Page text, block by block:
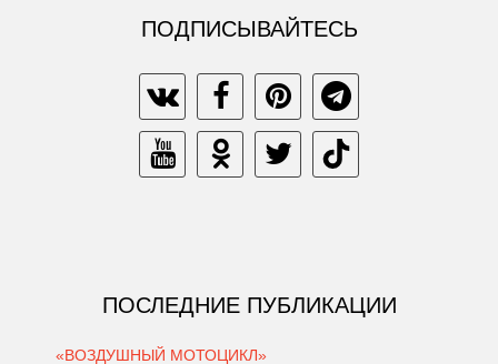
ПОДПИСЫВАЙТЕСЬ
ПОСЛЕДНИЕ ПУБЛИКАЦИИ
«ВОЗДУШНЫЙ МОТОЦИКЛ»